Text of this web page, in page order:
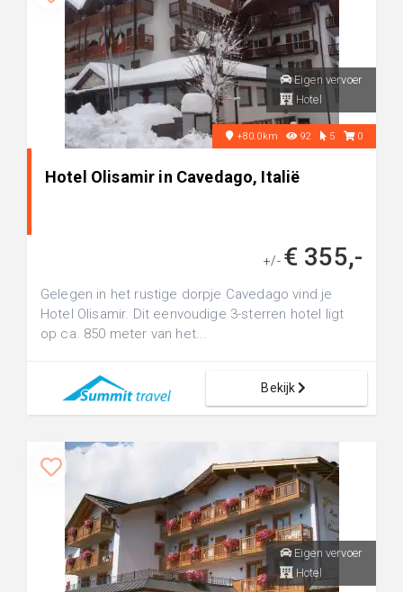
Eigen vervoer
Hotel
+80.0km 92 5 0
Hotel Olisamir in Cavedago, Italië
+/- € 355,-
Gelegen in het rustige dorpje Cavedago vind je
Hotel Olisamir. Dit eenvoudige 3-sterren hotel ligt
op ca. 850 meter van het...
Bekijk
Eigen vervoer
Hotel